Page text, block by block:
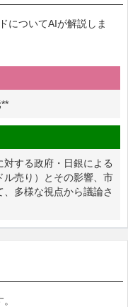
についてAIが解説しま
対する政府・日銀による
売り）とその影響、市
多様な視点から議論さ